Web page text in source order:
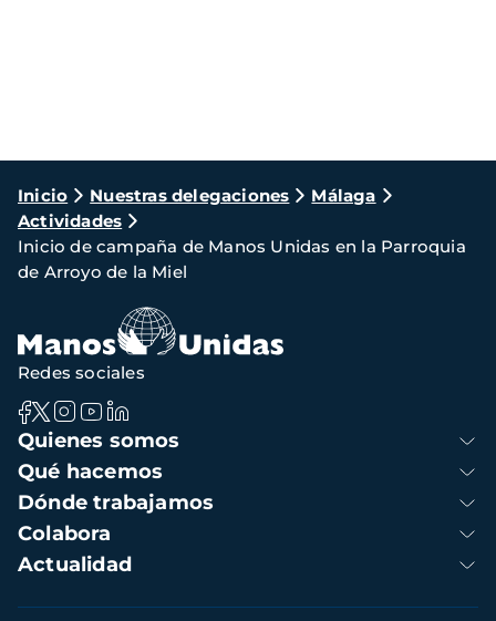
Ruta
de
navegación
Inicio Nuestras delegaciones
Málaga
Actividades
Inicio de campaña de Manos Unidas en la Parroquia
de Arroyo de la Miel
Navegación
principal
Quienes somos
Qué hacemos
Dónde trabajamos
Colabora
Actualidad
Redes sociales